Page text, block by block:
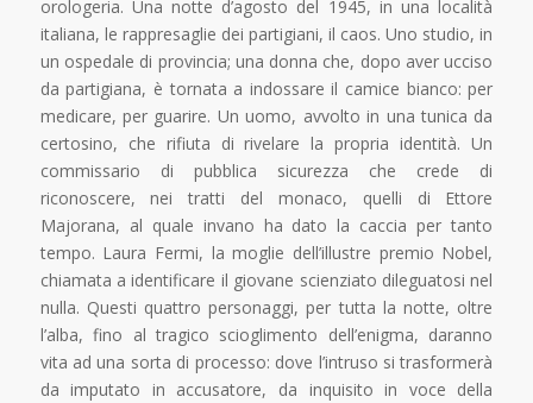
orologeria. Una notte d’agosto del 1945, in una località
italiana, le rappresaglie dei partigiani, il caos. Uno studio, in
un ospedale di provincia; una donna che, dopo aver ucciso
da partigiana, è tornata a indossare il camice bianco: per
medicare, per guarire. Un uomo, avvolto in una tunica da
certosino, che rifiuta di rivelare la propria identità. Un
commissario di pubblica sicurezza che crede di
riconoscere, nei tratti del monaco, quelli di Ettore
Majorana, al quale invano ha dato la caccia per tanto
tempo. Laura Fermi, la moglie dell’illustre premio Nobel,
chiamata a identificare il giovane scienziato dileguatosi nel
nulla. Questi quattro personaggi, per tutta la notte, oltre
l’alba, fino al tragico scioglimento dell’enigma, daranno
vita ad una sorta di processo: dove l’intruso si trasformerà
da imputato in accusatore, da inquisito in voce della